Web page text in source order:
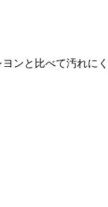
ンと比べて汚れにく